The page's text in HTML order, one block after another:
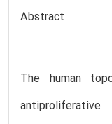
Abstract
The human